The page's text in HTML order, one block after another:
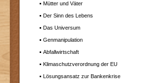
Mütter und Väter
Der Sinn des Lebens
Das Universum
Genmanipulation
Abfallwirtschaft
Klimaschutzverordnung der EU
Lösungsansatz zur Bankenkrise